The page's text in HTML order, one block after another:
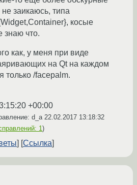
заикаюсь, типа
косые
знаю что.
как, у меня при виде
на Qt на каждом
только /facepalm.
+00:00
d_a 22.02.2017 13:18:32
1)
Ссылка